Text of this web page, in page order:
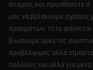
ατόμου, και προσθέσετε
μας να βρίσκουμε
πραγμάτων, τότε φαίνεται
βιώσουμε αρκετές
προβλέψιμες αλλά
πολλούς ναι αλλά για μένα